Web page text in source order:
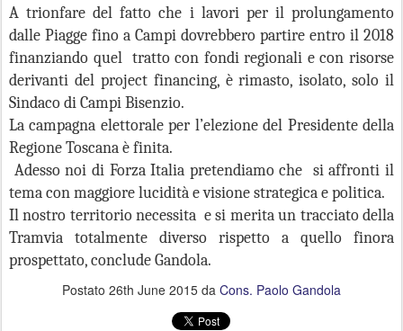
A trionfare del fatto che i lavori per il prolungamento
dalle Piagge fino a Campi dovrebbero partire entro il 2018
finanziando quel tratto con fondi regionali e con risorse
derivanti del project financing, è rimasto, isolato, solo il
Sindaco di Campi Bisenzio.
La campagna elettorale per l’elezione del Presidente della
Regione Toscana è finita.
Adesso noi di Forza Italia pretendiamo che si affronti il
tema con maggiore lucidità e visione strategica e politica.
Il nostro territorio necessita e si merita un tracciato della
Tramvia totalmente diverso rispetto a quello finora
prospettato, conclude Gandola.
Postato 26th June 2015 da Cons. Paolo Gandola